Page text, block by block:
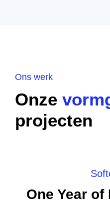
Ons werk
Onze
projecten
One Year